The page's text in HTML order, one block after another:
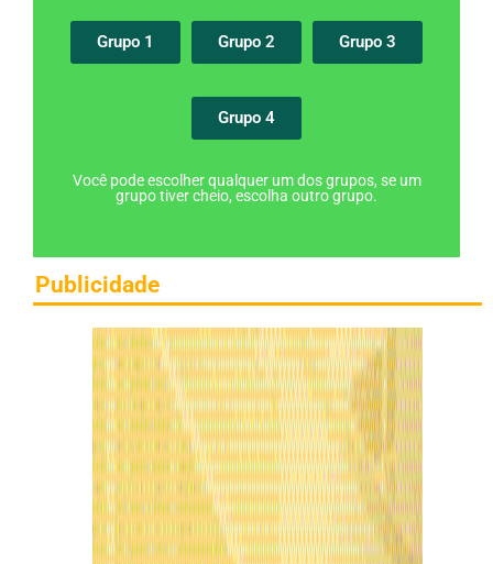
Grupo 1 Grupo 2 Grupo 3
Grupo 4
Você pode escolher qualquer um dos grupos, se um
grupo tiver cheio, escolha outro grupo.
Publicidade